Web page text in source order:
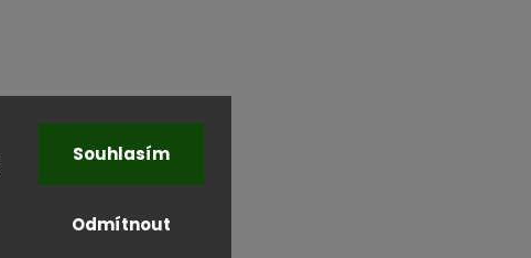
Odmítnout
Souhlasím